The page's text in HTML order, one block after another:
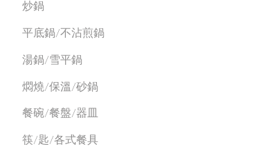
炒鍋
平底鍋/不沾煎鍋
湯鍋/雪平鍋
燜燒/保溫/砂鍋
餐碗/餐盤/器皿
筷/匙/各式餐具